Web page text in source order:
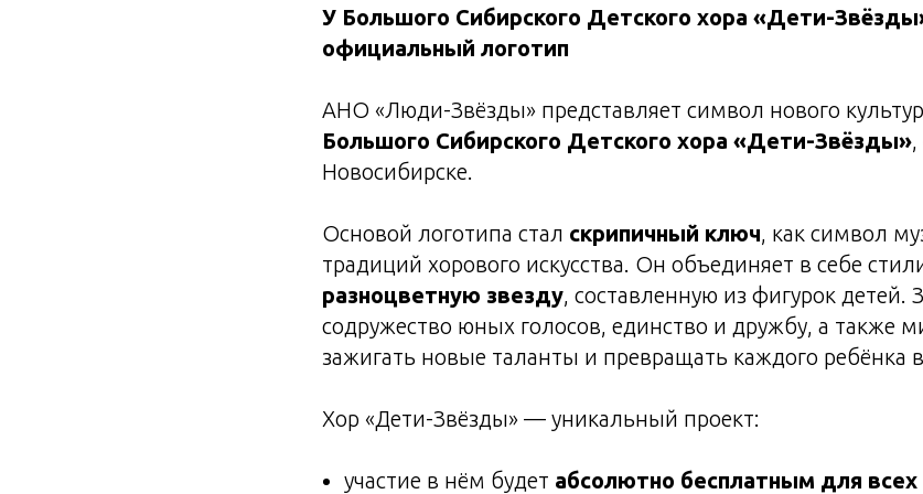
У Большого Сибирского Детского хора «Дети-
официальный логотип
АНО «Люди-Звёзды» представляет символ нового
Большого Сибирского Детского хора «Дети-Звёзды»,
Новосибирске.
Основой логотипа стал скрипичный ключ, как символ
традиций хорового искусства. Он объединяет в себе
разноцветную звезду, составленную из фигурок детей.
содружество юных голосов, единство и дружбу, а также
зажигать новые таланты и превращать каждого ребёнка
Хор «Дети-Звёзды» — уникальный проект:
участие в нём будет абсолютно бесплатным для